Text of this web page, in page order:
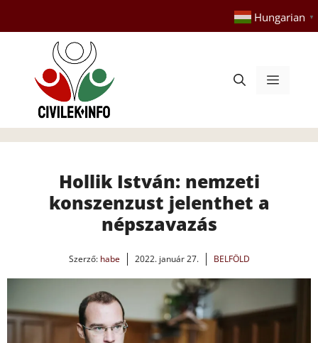
tartalomba
Hungarian ▼
Menü
Hollik István: nemzeti
konszenzust jelenthet a
népszavazás
Szerző: habe 2022. január 27. BELFÖLD